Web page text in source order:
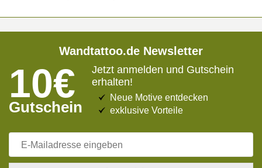
Wandtattoo.de Newsletter
10€
Gutschein
Jetzt anmelden und Gutschein
erhalten!
Neue Motive entdecken
exklusive Vorteile